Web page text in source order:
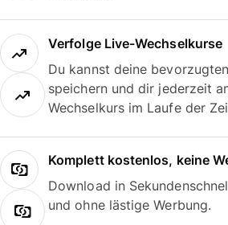
Verfolge Live-Wechselkurse
Du kannst deine
speichern und dir jederzeit
Wechselkurs im Laufe der
Komplett kostenlos, keine
Download in
und ohne lästige Werbung.